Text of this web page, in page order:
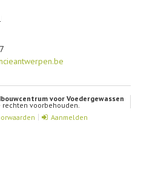
voor Voedergewassen
rechten voorbehouden.
Aanmelden